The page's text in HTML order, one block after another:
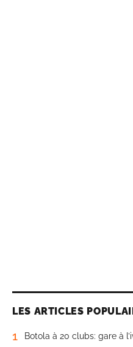
LES ARTICLES
1 Botola à 20 clubs: gare à